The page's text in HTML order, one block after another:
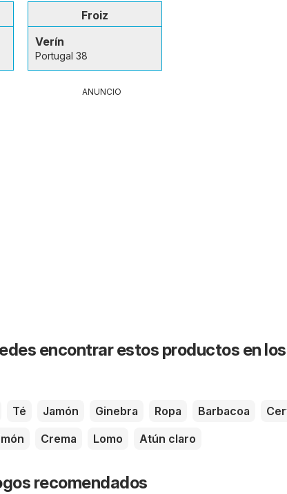
Froiz
Verín
Portugal 38
ANUNCIO
encontrar estos productos en los
Té Jamón Ginebra Ropa Barbacoa
Crema Lomo Atún claro
recomendados